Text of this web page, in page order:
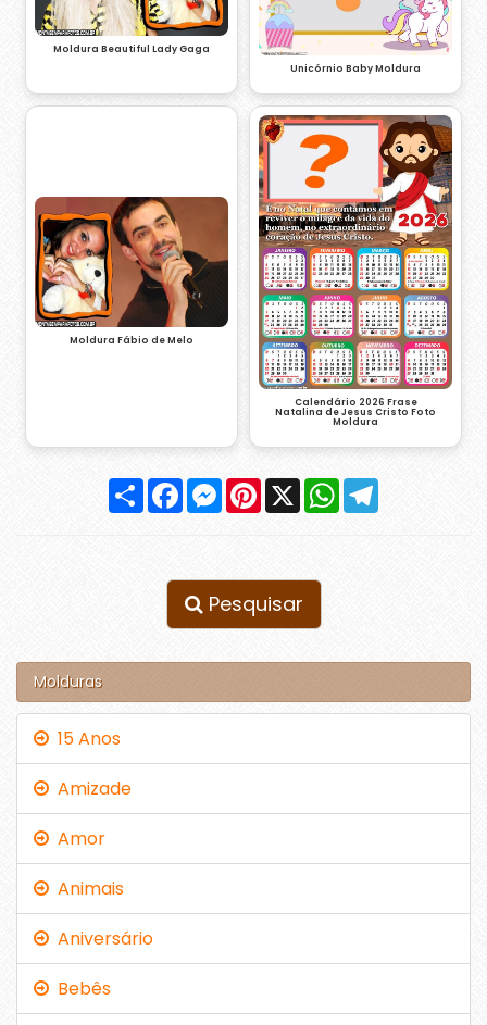
Moldura Beautiful Lady Gaga
Unicórnio Baby Moldura
Moldura Fábio de Melo
Calendário 2026 Frase
Natalina de Jesus Cristo Foto
Moldura
Compartilhar
FacebookMessenger
Pinterest
X WhatsApp
Pesquisar
Molduras
15 Anos
Amizade
Amor
Animais
Aniversário
Bebês